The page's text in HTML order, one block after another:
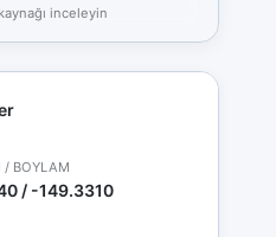
inceleyin
/ BOYLAM
/ -149.3310